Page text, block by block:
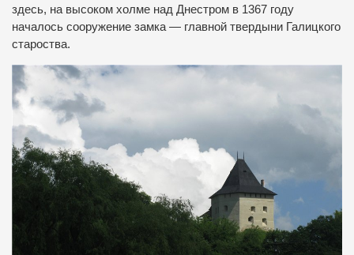
здесь, на высоком холме над Днестром в 1367 году
началось сооружение замка — главной твердыни Галицкого
староства.